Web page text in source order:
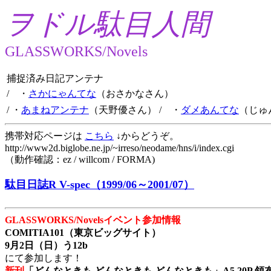
ヲドル駄目人間
GLASSWORKS/Novels
捕捉済み日記アンテナ
/ ・ さかにゃんてな （おさかなさん）
/ ・ あまねアンテナ （天野優さん） / ・ ダメあんてな （じ
携帯対応ページは こちら ↓からどうぞ。
http://www2d.biglobe.ne.jp/~irreso/neodame/hns/i/index.cgi
（動作確認：ez / willcom / FORMA)
駄目日誌R V-spec（1999/06～2001/07）
GLASSWORKS/Novelsイベント参加情報
COMITIA101（東京ビッグサイト）
9月2日（日）う12b
にて参加します！